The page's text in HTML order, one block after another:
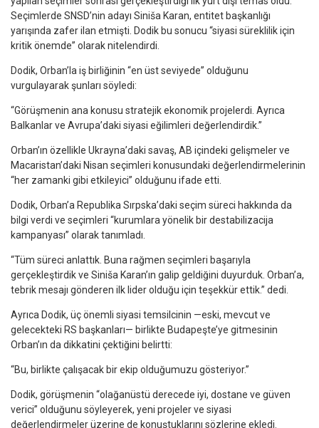
Seçimlerde SNSD’nin adayı Siniša Karan, entitet başkanlığı
yarışında zafer ilan etmişti. Dodik bu sonucu “siyasi süreklilik için
kritik önemde” olarak nitelendirdi.
Dodik, Orban’la iş birliğinin “en üst seviyede” olduğunu
vurgulayarak şunları söyledi:
“Görüşmenin ana konusu stratejik ekonomik projelerdi. Ayrıca
Balkanlar ve Avrupa’daki siyasi eğilimleri değerlendirdik.”
Orban’ın özellikle Ukrayna’daki savaş, AB içindeki gelişmeler ve
Macaristan’daki Nisan seçimleri konusundaki değerlendirmelerinin
“her zamanki gibi etkileyici” olduğunu ifade etti.
Dodik, Orban’a Republika Sırpska’daki seçim süreci hakkında da
bilgi verdi ve seçimleri “kurumlara yönelik bir destabilizacija
kampanyası” olarak tanımladı.
“Tüm süreci anlattık. Buna rağmen seçimleri başarıyla
gerçekleştirdik ve Siniša Karan’ın galip geldiğini duyurduk. Orban’a,
tebrik mesajı gönderen ilk lider olduğu için teşekkür ettik.” dedi.
Ayrıca Dodik, üç önemli siyasi temsilcinin —eski, mevcut ve
gelecekteki RS başkanları— birlikte Budapeşte’ye gitmesinin
Orban’ın da dikkatini çektiğini belirtti:
“Bu, birlikte çalışacak bir ekip olduğumuzu gösteriyor.”
Dodik, görüşmenin “olağanüstü derecede iyi, dostane ve güven
verici” olduğunu söyleyerek, yeni projeler ve siyasi
değerlendirmeler üzerine de konuştuklarını sözlerine ekledi.